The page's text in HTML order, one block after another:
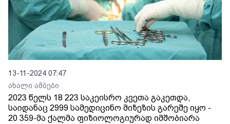
13-11-2024 07:47
ახალი ამბები
2023 წელს 18 223 საკეისრო კვეთა გაკეთდა,
საიდანაც 2999 სამედიცინო მიზეზის გარეშე იყო -
20 359-მა ქალმა ფიზიოლოგიურად იმშობიარა